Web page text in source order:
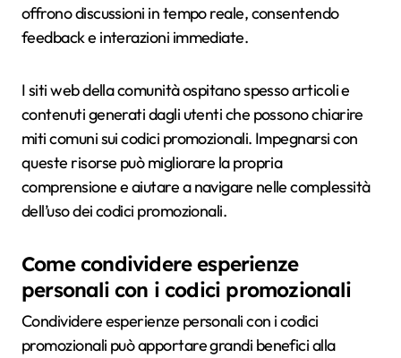
offrono discussioni in tempo reale, consentendo
feedback e interazioni immediate.
I siti web della comunità ospitano spesso articoli e
contenuti generati dagli utenti che possono chiarire
miti comuni sui codici promozionali. Impegnarsi con
queste risorse può migliorare la propria
comprensione e aiutare a navigare nelle complessità
dell’uso dei codici promozionali.
Come condividere esperienze
personali con i codici promozionali
Condividere esperienze personali con i codici
promozionali può apportare grandi benefici alla